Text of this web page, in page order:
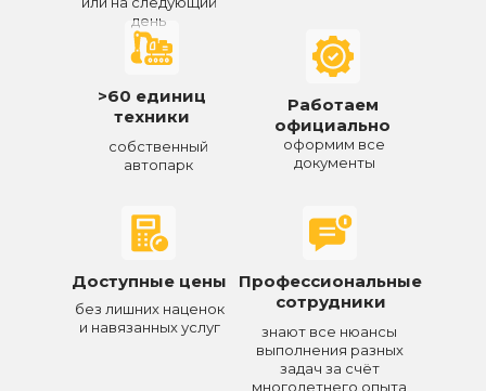
день
собственный
автопарк
>60 единиц
техники
Работаем
официально
оформим все
документы
Доступные цены
без лишних наценок
и навязанных услуг
знают все нюансы
выполнения разных
задач за счёт
многолетнего опыта
Профессиональные
сотрудники